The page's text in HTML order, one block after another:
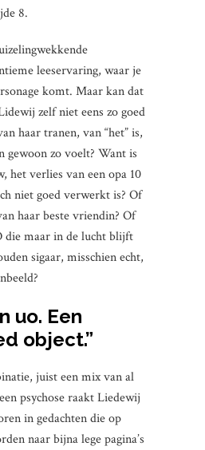
8.
leeservaring, waar je
komt. Maar kan dat
zelf niet eens zo goed
haar tranen, van “het” is,
gewoon zo voelt? Want is
het verlies van een opa 10
niet goed verwerkt is? Of
haar beste vriendin? Of
die maar in de lucht blijft
sigaar, misschien echt,
uo. Een
object.”
juist een mix van al
psychose raakt Liedewij
in gedachten die op
naar bijna lege pagina’s